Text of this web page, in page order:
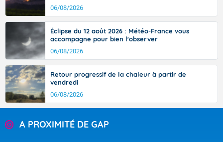
06/08/2026
Éclipse du 12 août 2026 : Météo-France vous
accompagne pour bien l'observer
06/08/2026
Retour progressif de la chaleur à partir de
vendredi
06/08/2026
A PROXIMITÉ DE GAP